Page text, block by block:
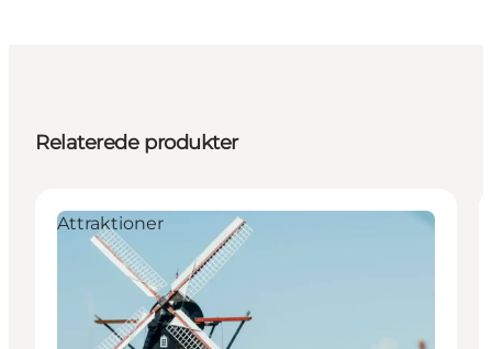
Relaterede produkter
Attraktioner